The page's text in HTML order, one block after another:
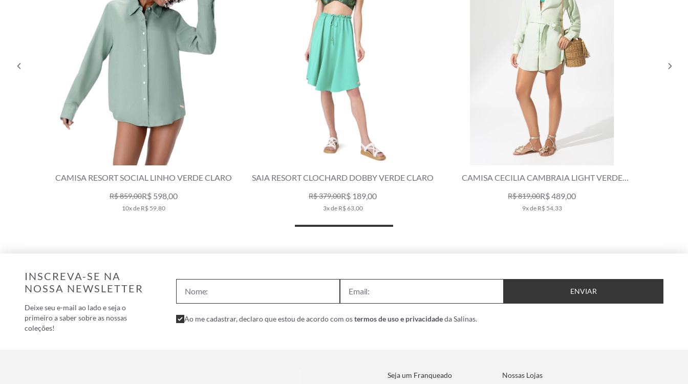
CAMISA RESORT SOCIAL LINHO VERDE CLARO
R$ 859,00R$ 598,00
10x de R$ 59,80
SAIA RESORT CLOCHARD DOBBY VERDE CLARO
R$ 379,00R$ 189,00
3x de R$ 63,00
CAMISA CECILIA CAMBRAIA LIGHT VERDE
R$ 819,00R$ 489,00
9x de R$ 54,33
INSCREVA-SE NA
NOSSA NEWSLETTER
Deixe seu e-mail ao lado e seja o
primeiro a saber sobre as nossas
coleções!
ENVIAR
Ao me cadastrar, declaro que estou de acordo com ostermos de uso e privacidadeda Salinas.
Seja um Franqueado Nossas Lojas